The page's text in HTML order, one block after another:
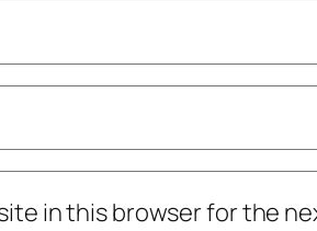
in this browser for the